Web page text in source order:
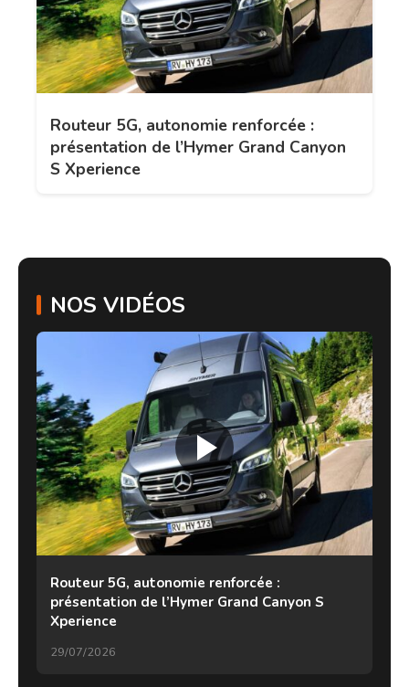
Routeur 5G, autonomie renforcée :
présentation de l’Hymer Grand Canyon
S Xperience
NOS VIDÉOS
Routeur 5G, autonomie renforcée :
présentation de l’Hymer Grand Canyon S
Xperience
29/07/2026